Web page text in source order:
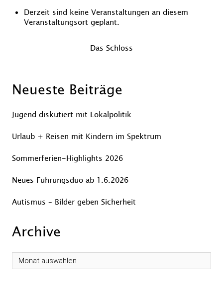
Derzeit sind keine Veranstaltungen an diesem
Veranstaltungsort geplant.
Beitragsnavigation
Vorheriger
Das Schloss
Neueste Beiträge
Jugend diskutiert mit Lokalpolitik
Urlaub + Reisen mit Kindern im Spektrum
Sommerferien-Highlights 2026
Neues Führungsduo ab 1.6.2026
Autismus – Bilder geben Sicherheit
Archive
Archive